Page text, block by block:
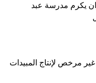
يكرم مدرسة عبد
مرخص لإنتاج المبيدات